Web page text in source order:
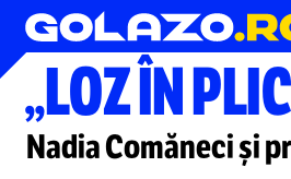
Jocurile Olimpice
„LOZ ÎN
Nadia Comăneci și